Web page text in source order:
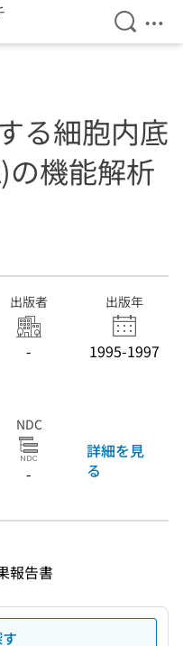
検索を
メ
る細胞内底
の機能解析
出版者
-
出版年
1995-1997
NDC
-
詳細を見
る
報告書